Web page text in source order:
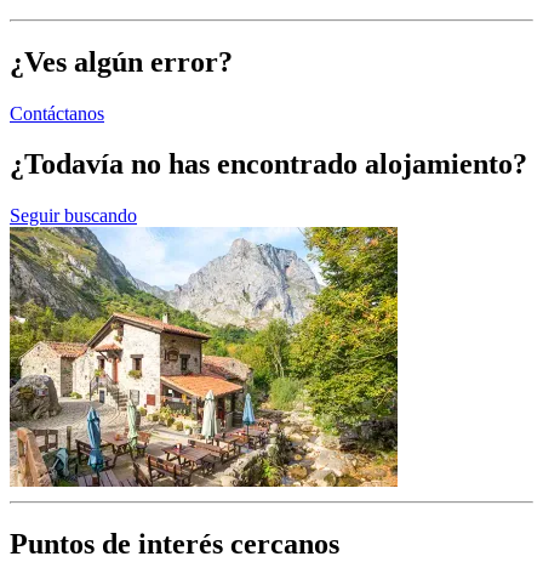
¿Ves algún error?
Contáctanos
¿Todavía no has encontrado alojamiento?
Seguir buscando
Puntos de interés cercanos